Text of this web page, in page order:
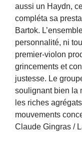
aussi un Haydn,
compléta sa
Bartok.
personnalité, ni
premier-violon
grincements et
justesse. Le
soulignant bien la
les riches
mouvements
Claude Gingras /